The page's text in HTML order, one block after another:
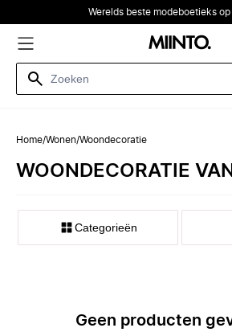
Werelds beste modeboetieks
Home/Wonen/Woondecoratie
WOONDECORATIE VAN
Categorieën
Geen producten